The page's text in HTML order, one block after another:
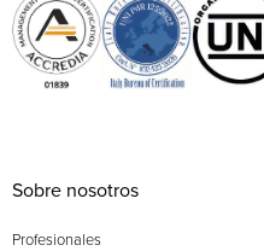
Sobre nosotros
Profesionales